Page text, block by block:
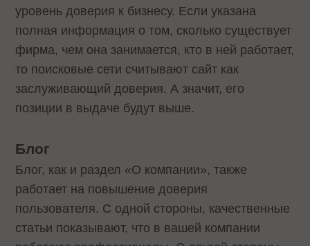
уровень доверия к бизнесу. Если указана
полная информация о том, сколько существует
фирма, чем она занимается, кто в ней работает,
то поисковые сети считывают сайт как
заслуживающий доверия. А значит, его
позиции в выдаче будут выше.
Блог
Блог, как и раздел «О компании», также
работает на повышение доверия
пользователя. С одной стороны, качественные
статьи показывают, что в вашей компании